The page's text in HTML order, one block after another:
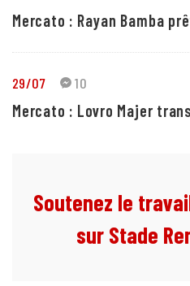
Mercato : Rayan Bamba
29/07 10
Mercato : Lovro Majer
Soutenez le
sur Stade